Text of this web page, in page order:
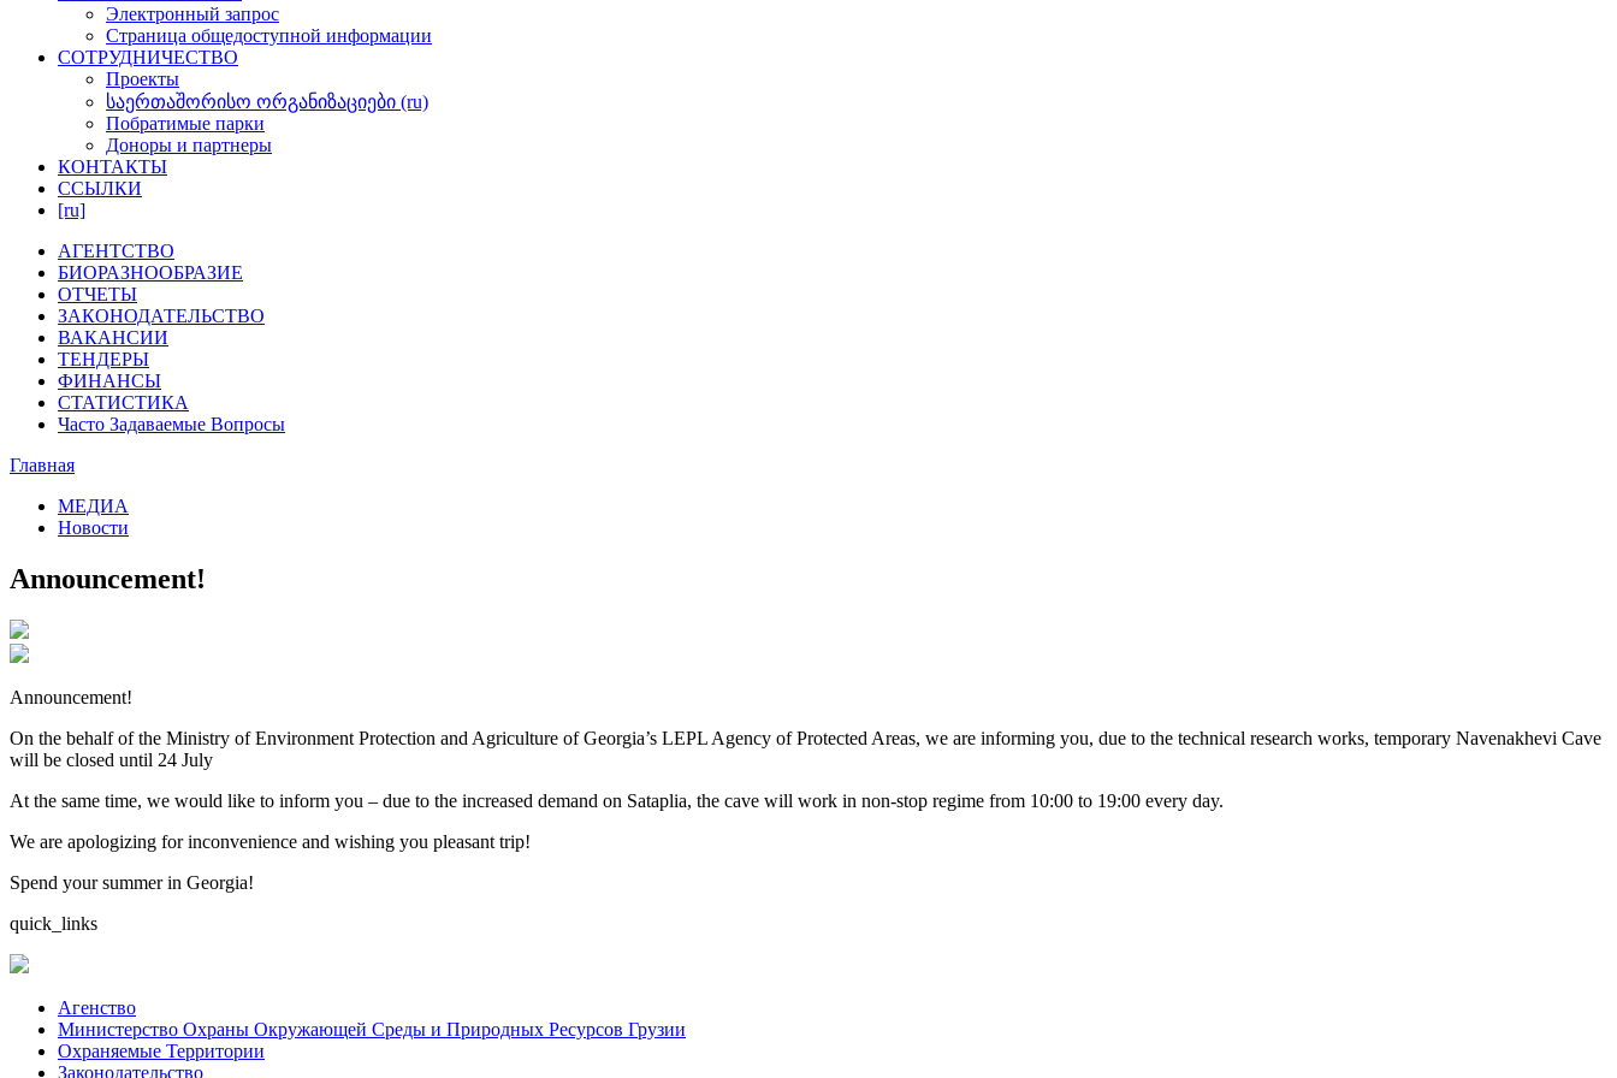
Электронный запрос
Cтраница общедоступнoй информации
СОТРУДНИЧЕСТВО
Проекты
საერთაშორისო ორგანიზაციები (ru)
Побратимые парки
Доноры и партнеры
КОНТАКТЫ
ССЫЛКИ
[ru]
АГЕНТСТВО
БИОРАЗНООБРАЗИЕ
ОТЧЕТЫ
ЗАКОНОДАТЕЛЬСТВО
ВАКАНСИИ
ТЕНДЕРЫ
ФИНАНСЫ
СТАТИСТИКА
Часто Задаваемые Вопросы
Главная
МЕДИА
Новости
Announcement!
Announcement!
On the behalf of the Ministry of Environment Protection and Agriculture of Georgia’s LEPL Agency of Protected Areas, we are informing you, due to the technical research works, temporary Navenakhevi Cave
will be closed until 24 July
At the same time, we would like to inform you – due to the increased demand on Sataplia, the cave will work in non-stop regime from 10:00 to 19:00 every day.
We are apologizing for inconvenience and wishing you pleasant trip!
Spend your summer in Georgia!
quick_links
Aгенство
Министерство Охраны Окружающей Среды и Природных Ресурсов Грузии
Охраняемые Территории
Законодательство